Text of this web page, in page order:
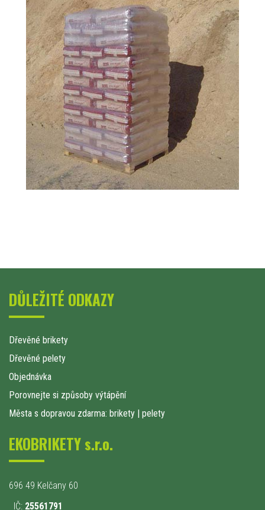
DŮLEŽITÉ ODKAZY
Dřevěné brikety
Dřevěné pelety
Objednávka
Porovnejte si způsoby výtápění
Města s dopravou zdarma: brikety | pelety
EKOBRIKETY s.r.o.
696 49 Kelčany 60
IČ: 25561791